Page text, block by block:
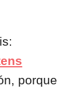
porque